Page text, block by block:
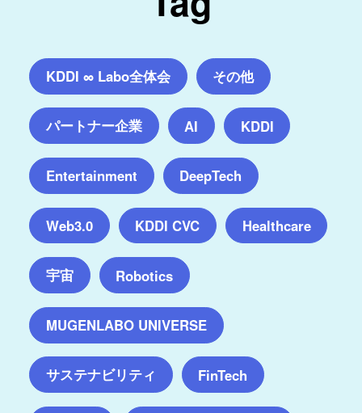
KDDI ∞ Labo全体会 その他
パートナー企業 AI KDDI
Entertainment DeepTech
Web3.0 KDDI CVC Healthcare
宇宙 Robotics
MUGENLABO UNIVERSE
サステナビリティ FinTech